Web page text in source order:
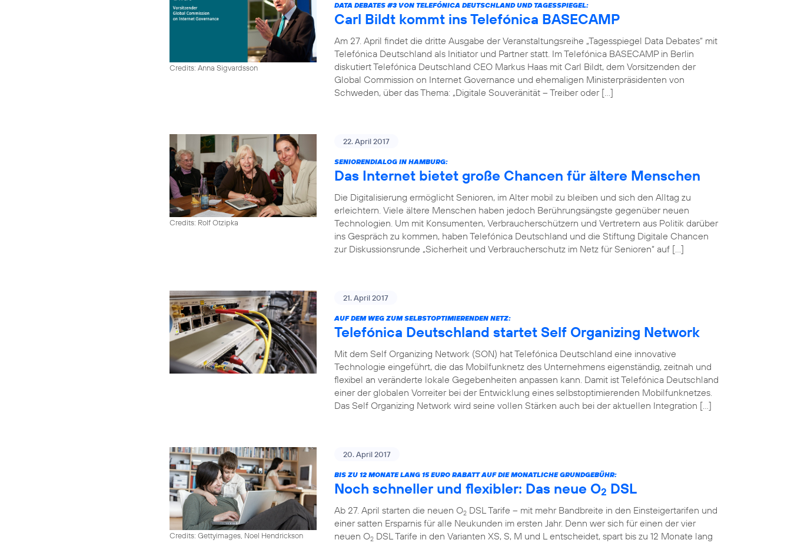
Credits: Anna Sigvardsson
DATA DEBATES #3VON TELEFÓNICA DEUTSCHLAND UND TAGESSPIEGEL:
Carl Bildt kommt ins Telefónica BASECAMP
Am 27. April findet die dritte Ausgabe der Veranstaltungsreihe „Tagesspiegel Data Debates“ mit
Telefónica Deutschland als Initiator und Partner statt. Im Telefónica BASECAMP in Berlin
diskutiert Telefónica Deutschland CEO Markus Haas mit Carl Bildt, dem Vorsitzenden der
Global Commission on Internet Governance und ehemaligen Ministerpräsidenten von
Schweden, über das Thema: „Digitale Souveränität – Treiber oder […]
Credits: Rolf Otzipka
22. April 2017
SENIORENDIALOG IN HAMBURG:
Das Internet bietet große Chancen für ältere Menschen
Die Digitalisierung ermöglicht Senioren, im Alter mobil zu bleiben und sich den Alltag zu
erleichtern. Viele ältere Menschen haben jedoch Berührungsängste gegenüber neuen
Technologien. Um mit Konsumenten, Verbraucherschützern und Vertretern aus Politik darüber
ins Gespräch zu kommen, haben Telefónica Deutschland und die Stiftung Digitale Chancen
zur Diskussionsrunde „Sicherheit und Verbraucherschutz im Netz für Senioren“ auf […]
21. April 2017
AUF DEM WEG ZUM SELBSTOPTIMIERENDEN NETZ:
Telefónica Deutschland startet Self Organizing Network
Mit dem Self Organizing Network (SON) hat Telefónica Deutschland eine innovative
Technologie eingeführt, die das Mobilfunknetz des Unternehmens eigenständig, zeitnah und
flexibel an veränderte lokale Gegebenheiten anpassen kann. Damit ist Telefónica Deutschland
einer der globalen Vorreiter bei der Entwicklung eines selbstoptimierenden Mobilfunknetzes.
Das Self Organizing Network wird seine vollen Stärken auch bei der aktuellen Integration […]
Credits: Gettyimages, Noel Hendrickson
20. April 2017
BIS ZU 12 MONATE LANG 15 EURO RABATT AUF DIE MONATLICHE GRUNDGEBÜHR:
Noch schneller und flexibler: Das neue O2 DSL
Ab 27. April starten die neuen O2 DSL Tarife – mit mehr Bandbreite in den Einsteigertarifen und
einer satten Ersparnis für alle Neukunden im ersten Jahr. Denn wer sich für einen der vier
neuen O2 DSL Tarife in den Varianten XS, S, M und L entscheidet, spart bis zu 12 Monate lang